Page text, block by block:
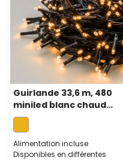
Guirlande 33,6 m, 480
miniled blanc chaud
traditionnel, câble vert
Alimentation incluse
Disponibles en différentes